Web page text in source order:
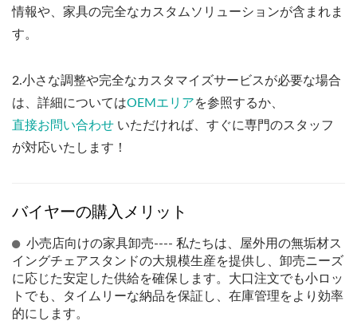
情報や、家具の完全なカスタムソリューションが含まれま
す。
2.小さな調整や完全なカスタマイズサービスが必要な場合
は、詳細についてはOEMエリアを参照するか、
直接お問い合わせ いただければ、すぐに専門のスタッフ
が対応いたします！
バイヤーの購入メリット
小売店向けの家具卸売---- 私たちは、屋外用の無垢材ス
イングチェアスタンドの大規模生産を提供し、卸売ニーズ
に応じた安定した供給を確保します。大口注文でも小ロッ
トでも、タイムリーな納品を保証し、在庫管理をより効率
的にします。